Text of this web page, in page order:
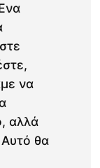
να
αλλά
θα